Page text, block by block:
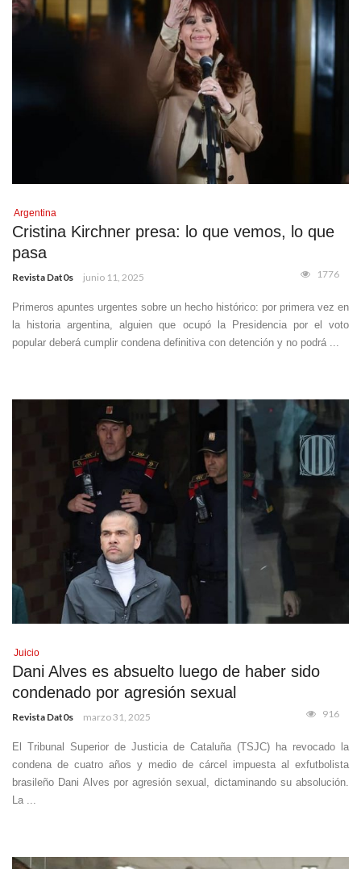
Argentina
Cristina Kirchner presa: lo que vemos, lo que
pasa
Revista Dat0s junio 11, 2025 1776
Primeros apuntes urgentes sobre un hecho histórico: por primera vez en
la historia argentina, alguien que ocupó la Presidencia por el voto
popular deberá cumplir condena definitiva con detención y no podrá ...
Juicio
Dani Alves es absuelto luego de haber sido
condenado por agresión sexual
Revista Dat0s marzo 31, 2025 916
El Tribunal Superior de Justicia de Cataluña (TSJC) ha revocado la
condena de cuatro años y medio de cárcel impuesta al exfutbolista
brasileño Dani Alves por agresión sexual, dictaminando su absolución.
La ...